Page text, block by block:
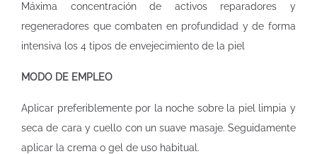
Máxima concentración de activos reparadores y
regeneradores que combaten en profundidad y de forma
intensiva los 4 tipos de envejecimiento de la piel
MODO DE EMPLEO
Aplicar preferiblemente por la noche sobre la piel limpia y
seca de cara y cuello con un suave masaje. Seguidamente
aplicar la crema o gel de uso habitual.